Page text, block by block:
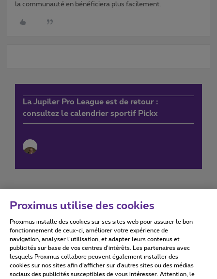
la communauté en bénéficiera plus facilement.
La Jupiler Pro League est de retour :
consultez le calendrier sportif Pickx
Conditions d'utilisation Accessibility statement
Proximus utilise des cookies
Proximus installe des cookies sur ses sites web pour assurer le bon
fonctionnement de ceux-ci, améliorer votre expérience de
navigation, analyser l’utilisation, et adapter leurs contenus et
publicités sur base de vos centres d’intérêts. Les partenaires avec
lesquels Proximus collabore peuvent également installer des
cookies sur nos sites afin d’afficher sur d'autres sites ou des médias
sociaux des publicités susceptibles de vous intéresser. Attention, le